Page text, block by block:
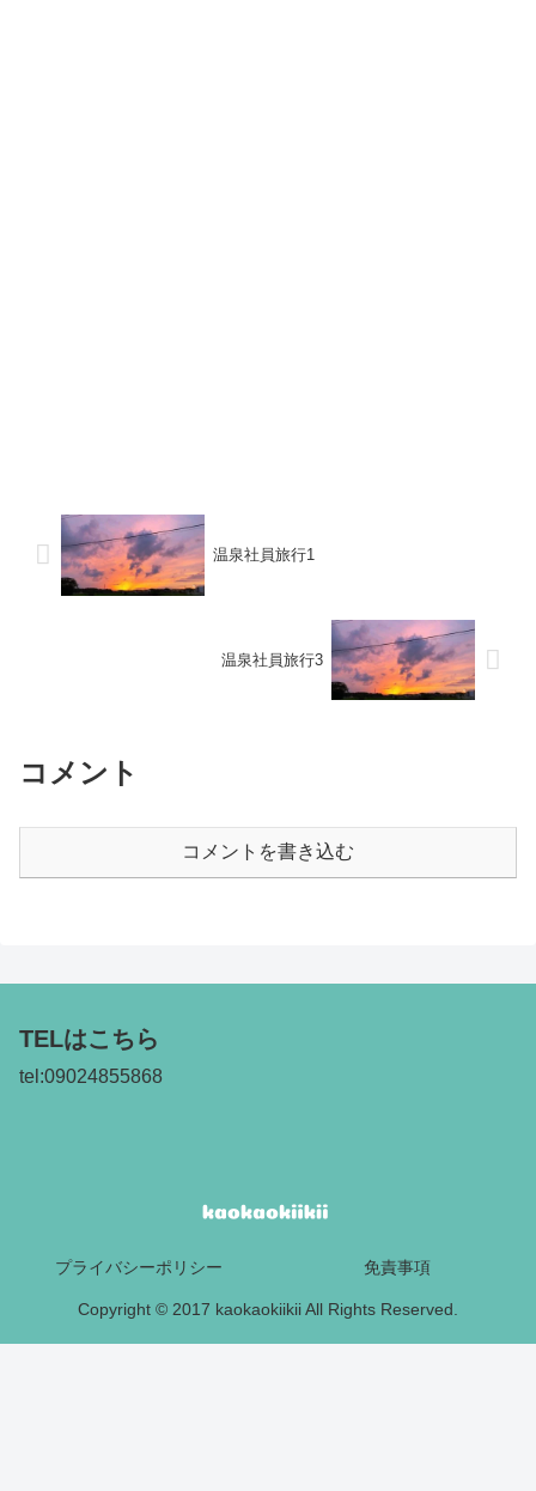
温泉社員旅行1
温泉社員旅行3
コメント
コメントを書き込む
TELはこちら
tel:09024855868
プライバシーポリシー 免責事項
Copyright © 2017 kaokaokiikii All Rights Reserved.